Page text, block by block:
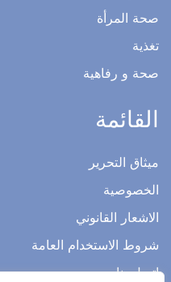
صحة المرأة
تغذية
صحة و رفاهية
القائمة
ميثاق التحرير
الخصوصية
الاشعار القانوني
شروط الاستخدام العامة
اتصل بنا